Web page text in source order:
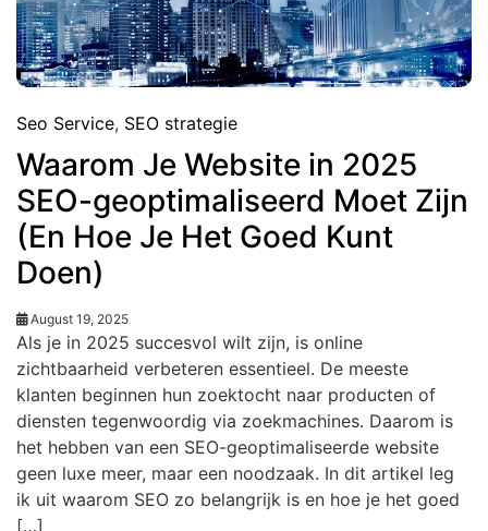
Seo Service, SEO strategie
Waarom Je Website in 2025
SEO-geoptimaliseerd Moet Zijn
(En Hoe Je Het Goed Kunt
Doen)
August 19, 2025
Als je in 2025 succesvol wilt zijn, is online
zichtbaarheid verbeteren essentieel. De meeste
klanten beginnen hun zoektocht naar producten of
diensten tegenwoordig via zoekmachines. Daarom is
het hebben van een SEO-geoptimaliseerde website
geen luxe meer, maar een noodzaak. In dit artikel leg
ik uit waarom SEO zo belangrijk is en hoe je het goed
[…]